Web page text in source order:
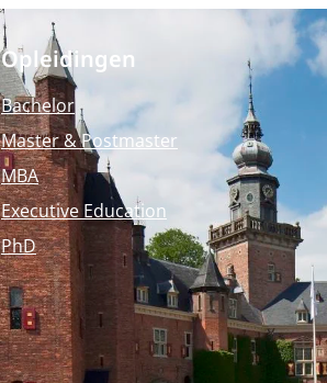
Opleidingen
Bachelor
Master & Postmaster
MBA
Executive Education
PhD